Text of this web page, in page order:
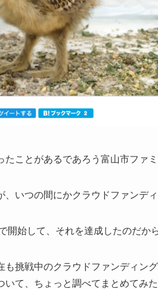
ことがあるであろう富山市ファミ
、いつの間にかクラウドファンデ
開始して、それを達成したのだか
も挑戦中のクラウドファンディン
いて、ちょっと調べてまとめてみた